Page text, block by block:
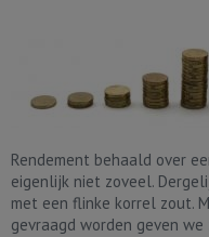
Rendement behaald over
eigenlijk niet zoveel.
met een flinke korrel zout.
gevraagd worden geven